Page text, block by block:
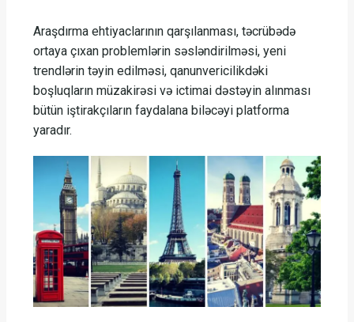
Araşdırma ehtiyaclarının qarşılanması, təcrübədə
ortaya çıxan problemlərin səsləndirilməsi, yeni
trendlərin təyin edilməsi, qanunvericilikdəki
boşluqların müzakirəsi və ictimai dəstəyin alınması
bütün iştirakçıların faydalana biləcəyi platforma
yaradır.